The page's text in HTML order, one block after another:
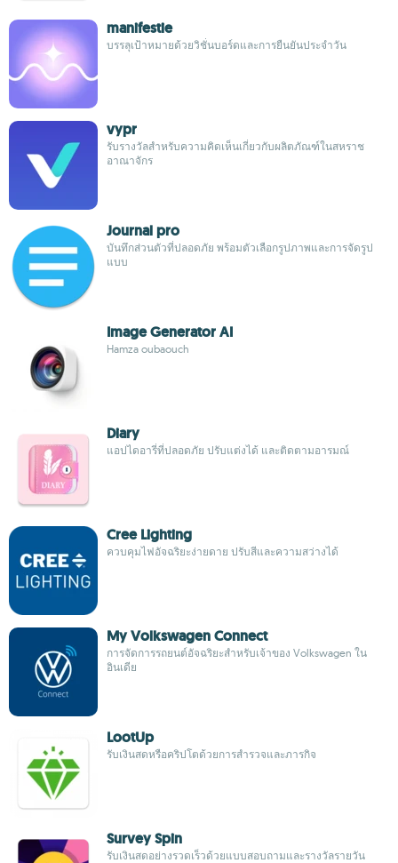
manifestie
บรรลุเป้าหมายด้วยวิชั่นบอร์ดและการยืนยันประจำวัน
vypr
รับรางวัลสำหรับความคิดเห็นเกี่ยวกับผลิตภัณฑ์ในสหราช
อาณาจักร
Journal pro
บันทึกส่วนตัวที่ปลอดภัย พร้อมตัวเลือกรูปภาพและการจัดรูป
แบบ
Image Generator AI
Hamza oubaouch
Diary
แอปไดอารี่ที่ปลอดภัย ปรับแต่งได้ และติดตามอารมณ์
Cree Lighting
ควบคุมไฟอัจฉริยะง่ายดาย ปรับสีและความสว่างได้
My Volkswagen Connect
การจัดการรถยนต์อัจฉริยะสำหรับเจ้าของ Volkswagen ใน
อินเดีย
LootUp
รับเงินสดหรือคริปโตด้วยการสำรวจและภารกิจ
Survey Spin
รับเงินสดอย่างรวดเร็วด้วยแบบสอบถามและรางวัลรายวัน